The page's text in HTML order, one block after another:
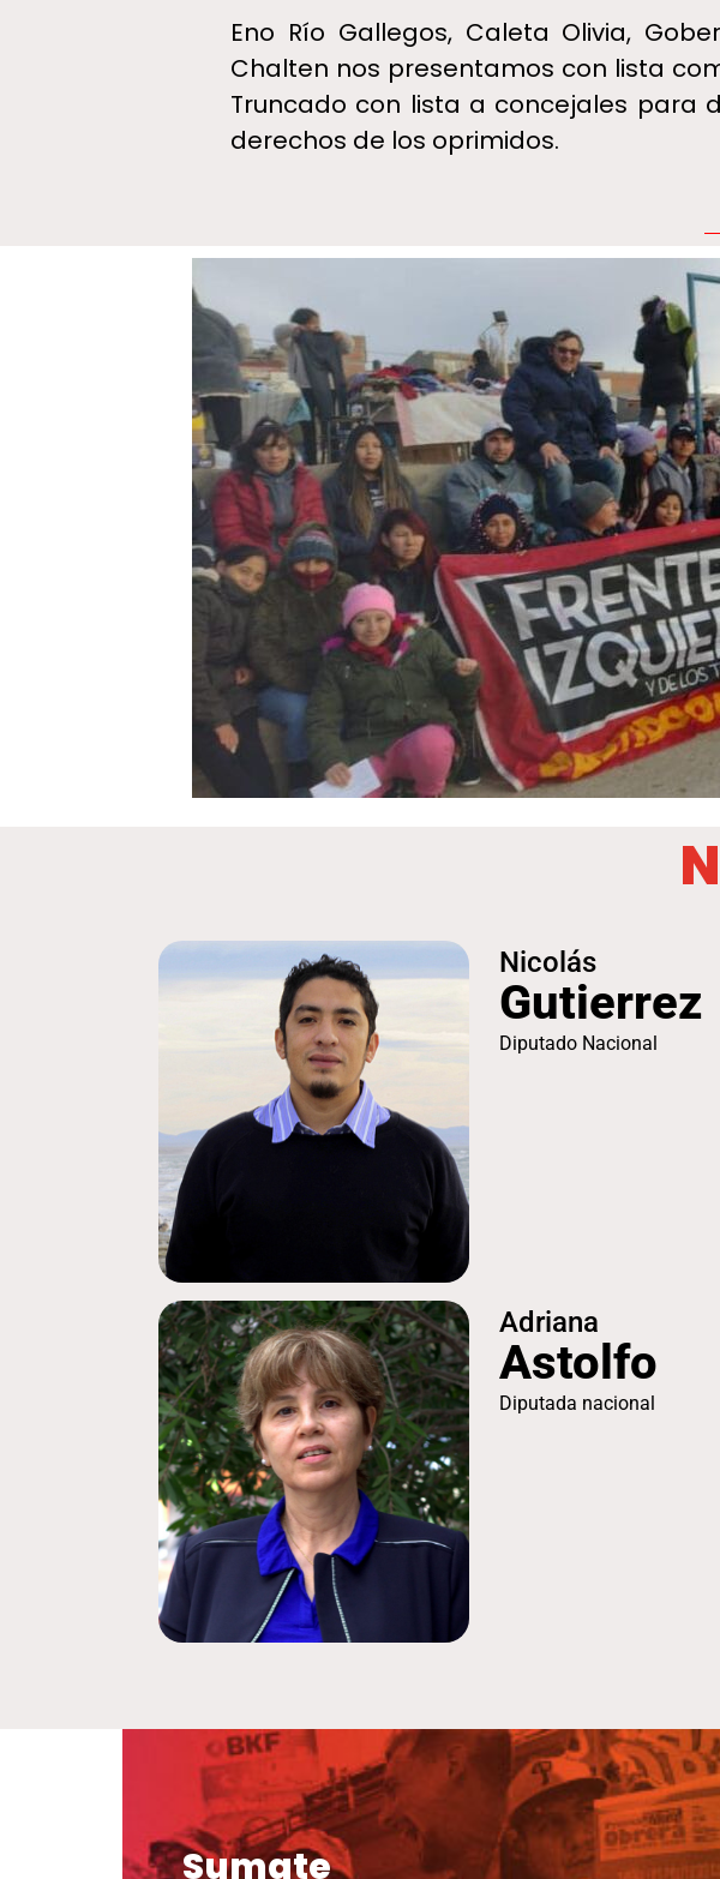
Eno Río Gallegos, Caleta Olivia,
Chalten nos presentamos con lista
Truncado con lista a concejales para
derechos de los oprimidos.
Nicolás
Gutierrez
Diputado Nacional
Adriana
Astolfo
Diputada nacional
Sumate